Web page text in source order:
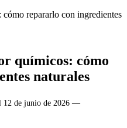
químicos: cómo
naturales
12 de junio de 2026 —